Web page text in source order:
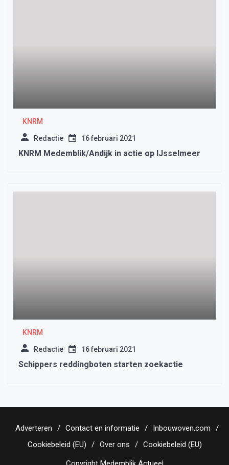
KNRM
Redactie 16 februari 2021
KNRM Medemblik/Andijk in actie op IJsselmeer
KNRM
Redactie 16 februari 2021
Schippers reddingboten starten zoekactie
Adverteren Contact en informatie
Inbouwoven.com
Cookiebeleid (EU)
Over ons Cookiebeleid (EU)